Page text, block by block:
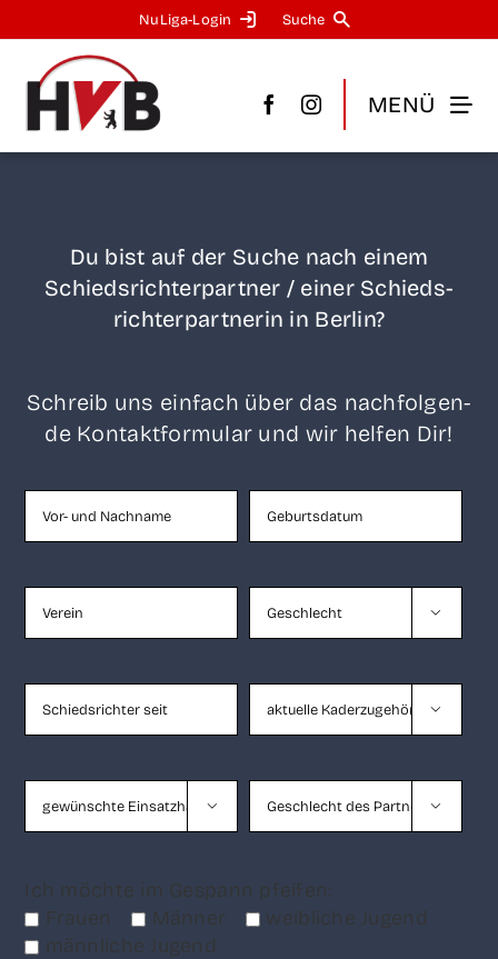
Inhalt
springen
NuLi­­ga-Log­in Suche
MENÜ
Du bist auf der Suche nach einem
Schieds­rich­ter­part­ner / einer Schieds­
rich­ter­part­ne­rin in Berlin?
Schreib uns ein­fach über das nach­fol­gen­
de Kon­takt­for­mu­lar und wir hel­fen Dir!


 
Ich möch­te im Gespann pfeifen:
Frau­en
Män­ner
weib­li­che Jugend
männ­li­che Jugend